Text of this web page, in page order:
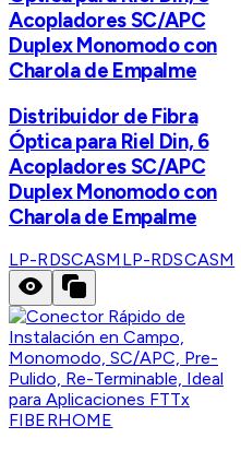
Acopladores SC/APC
Duplex Monomodo con
Charola de Empalme
Distribuidor de Fibra
Óptica para Riel Din, 6
Acopladores SC/APC
Duplex Monomodo con
Charola de Empalme
LP-RDSCASM LP-RDSCASM
FIBERHOME